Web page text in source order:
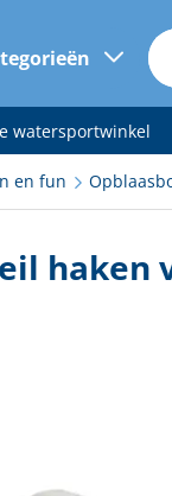
watersportwinkel
en fun
haken